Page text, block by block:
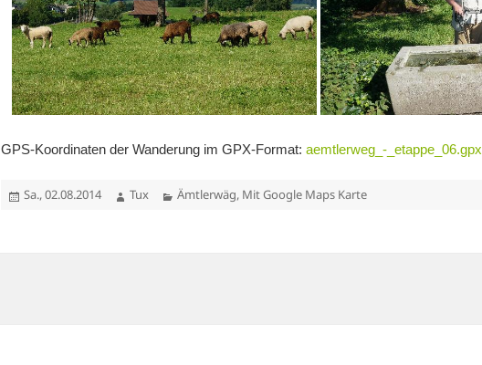
GPS-Koordinaten der Wanderung im GPX-Format: aemtlerweg_-_etappe_06.gpx
Veröffentlicht
Sa., 02.08.2014 Autor
Tux Kategorien
Ämtlerwäg, Mit Google Maps Karte